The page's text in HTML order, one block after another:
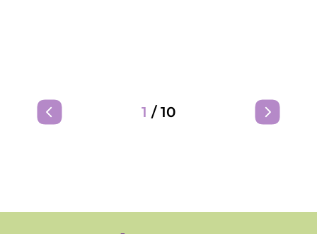
1 / 10